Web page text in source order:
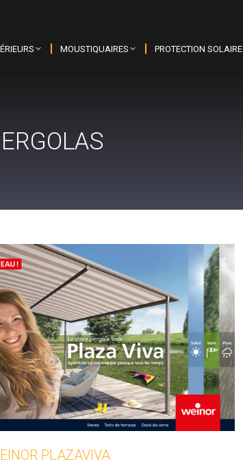
MOUSTIQUAIRES PROTECTION SOLAIRE
PLAZAVIVA